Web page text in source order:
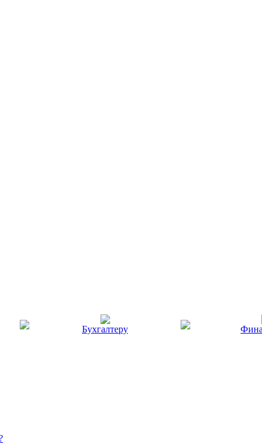
Бухгалтеру